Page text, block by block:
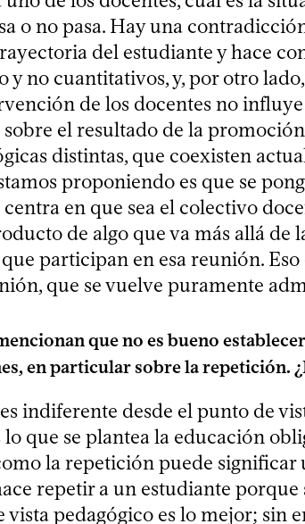
o no pasa. Hay una
del estudiante y hace
y no cuantitativos, y, por otro
de los docentes no
el resultado de la
distintas, que coexisten
proponiendo es que se
centra en que sea el colectivo
de algo que va más allá de
participan en esa reunión.
que se vuelve puramente
que no es bueno
en particular sobre la repetición.
indiferente desde el punto de
lo que se plantea la educación
la repetición puede significar
repetir a un estudiante porque
vista pedagógico es lo mejor; sin